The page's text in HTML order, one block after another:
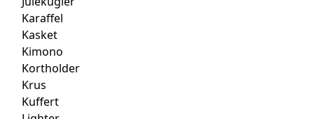
Karaffel
Kasket
Kimono
Kortholder
Krus
Kuffert